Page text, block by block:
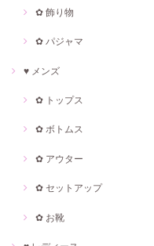
✿ 飾り物
✿ パジャマ
♥ メンズ
✿ トップス
✿ ボトムス
✿ アウター
✿ セットアップ
✿ お靴